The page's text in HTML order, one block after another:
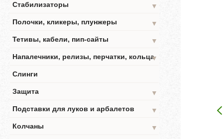
Стабилизаторы
▼
Полочки, кликеры, плунжеры
▼
Тетивы, кабели, пип-сайты
▼
Напалечники, релизы, перчатки, кольца▼
Слинги
Защита
▼
Подставки для луков и арбалетов
▼
Колчаны
▼